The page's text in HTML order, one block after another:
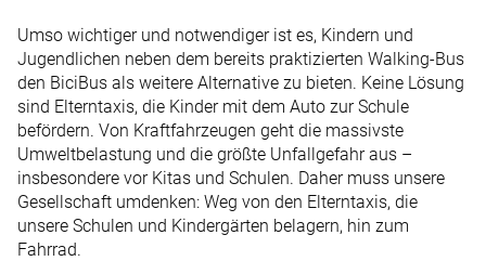
Umso wichtiger und notwendiger ist es, Kindern und
Jugendlichen neben dem bereits praktizierten Walking-Bus
den BiciBus als weitere Alternative zu bieten. Keine Lösung
sind Elterntaxis, die Kinder mit dem Auto zur Schule
befördern. Von Kraftfahrzeugen geht die massivste
Umweltbelastung und die größte Unfallgefahr aus –
insbesondere vor Kitas und Schulen. Daher muss unsere
Gesellschaft umdenken: Weg von den Elterntaxis, die
unsere Schulen und Kindergärten belagern, hin zum
Fahrrad.